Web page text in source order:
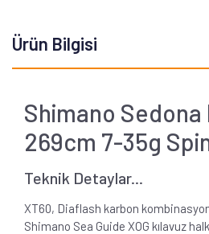
Ürün Bilgisi
Shimano
269cm 7-35g
Teknik Detaylar...
XT60, Diaflash karbon
Shimano Sea Guide XOG kılavuz